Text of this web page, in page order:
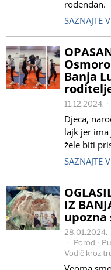
rođendan.
SAZNAJTE
Banja
11.12.2024.
Djeca,
lajk jer
žele biti
SAZNAJTE
IZ
upozna
28.01.2024.
Porod ·
Vodič kroz